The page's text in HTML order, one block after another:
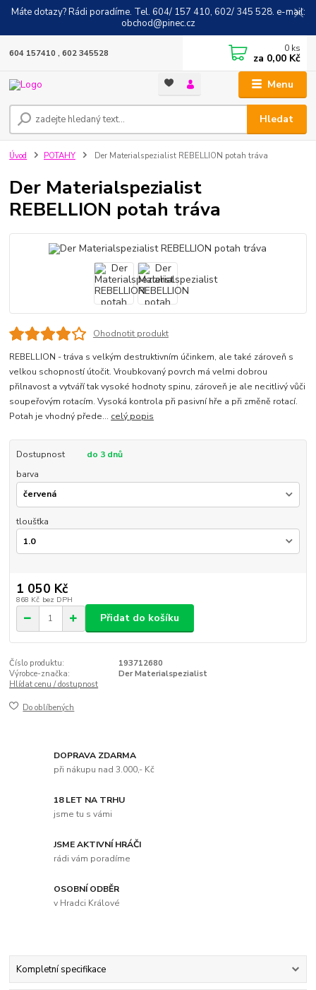
Máte dotazy? Rádi poradíme. Tel. 604/ 157 410, 602/ 345 528. e-mail:
obchod@pinec.cz
Menu
Hledat
604 157410 , 602 345528 0 ks
za 0,00 Kč
Úvod POTAHY Der Materialspezialist REBELLION potah tráva
Der Materialspezialist
REBELLION potah tráva
Ohodnotit produkt
REBELLION - tráva s velkým destruktivním účinkem, ale také zároveň s
velkou schopností útočit. Vroubkovaný povrch má velmi dobrou
přilnavost a vytváří tak vysoké hodnoty spinu, zároveň je ale necitlivý vůči
soupeřovým rotacím. Vysoká kontrola při pasivní hře a při změně rotací.
Potah je vhodný přede... celý popis
Dostupnost
do 3 dnů
barva
tloušťka
1 050 Kč
868 Kč bez DPH
Přidat do košíku
Číslo produktu:
193712680
Výrobce-značka:
Der Materialspezialist
Hlídat cenu / dostupnost
Do oblíbených
DOPRAVA ZDARMA
při nákupu nad 3.000,- Kč
18 LET NA TRHU
jsme tu s vámi
JSME AKTIVNÍ HRÁČI
rádi vám poradíme
OSOBNÍ ODBĚR
v Hradci Králové
Kompletní specifikace